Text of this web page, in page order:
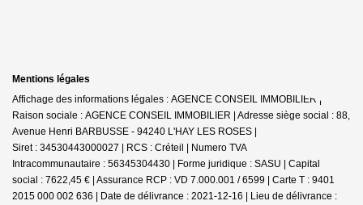
Mentions légales
Affichage des informations légales : AGENCE CONSEIL IMMOBILIER |
Raison sociale : AGENCE CONSEIL IMMOBILIER | Adresse siège social : 88,
Avenue Henri BARBUSSE - 94240 L'HAY LES ROSES |
Siret : 34530443000027 | RCS : Créteil | Numero TVA
Intracommunautaire : 56345304430 | Forme juridique : SASU | Capital
social : 7622,45 € | Assurance RCP : VD 7.000.001 / 6599 | Carte T : 9401
2015 000 002 636 | Date de délivrance : 2021-12-16 | Lieu de délivrance :